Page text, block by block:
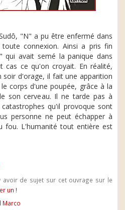
"N" a pu être enfermé dans
connexion. Ainsi a pris fin
qui avait semé la panique dans
cas ce qu'on croyait. En réalité,
d'orage, il fait une apparition
corps d'une poupée, grâce à la
son cerveau. Il ne tarde pas à
qu'il provoque sont
personne ne peut échapper à
fou. L'humanité tout entière est
avoir de sujet sur cet ouvrage sur le
un !
Marco